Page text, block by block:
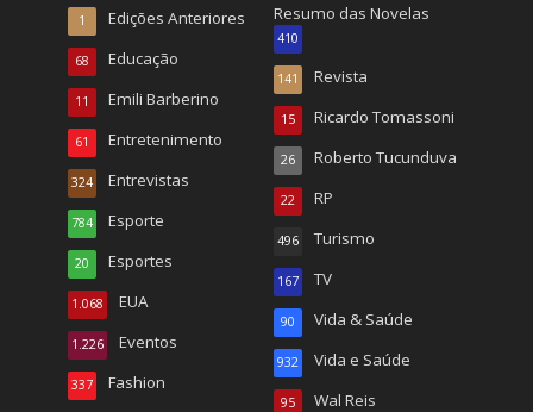
Edições Anteriores
1
Educação
68
Emili Barberino
11
Entretenimento
61
Entrevistas
324
Esporte
784
Esportes
20
EUA
1.068
Eventos
1.226
Fashion
337
Resumo das Novelas
410
Revista
141
Ricardo Tomassoni
15
Roberto Tucunduva
26
RP
22
Turismo
496
TV
167
Vida & Saúde
90
Vida e Saúde
932
Wal Reis
95